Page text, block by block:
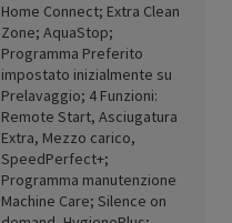
Home Connect; Extra Clean
Zone; AquaStop;
Programma Preferito
impostato inizialmente su
Prelavaggio; 4 Funzioni:
Remote Start, Asciugatura
Extra, Mezzo carico,
SpeedPerfect+;
Programma manutenzione
Machine Care; Silence on